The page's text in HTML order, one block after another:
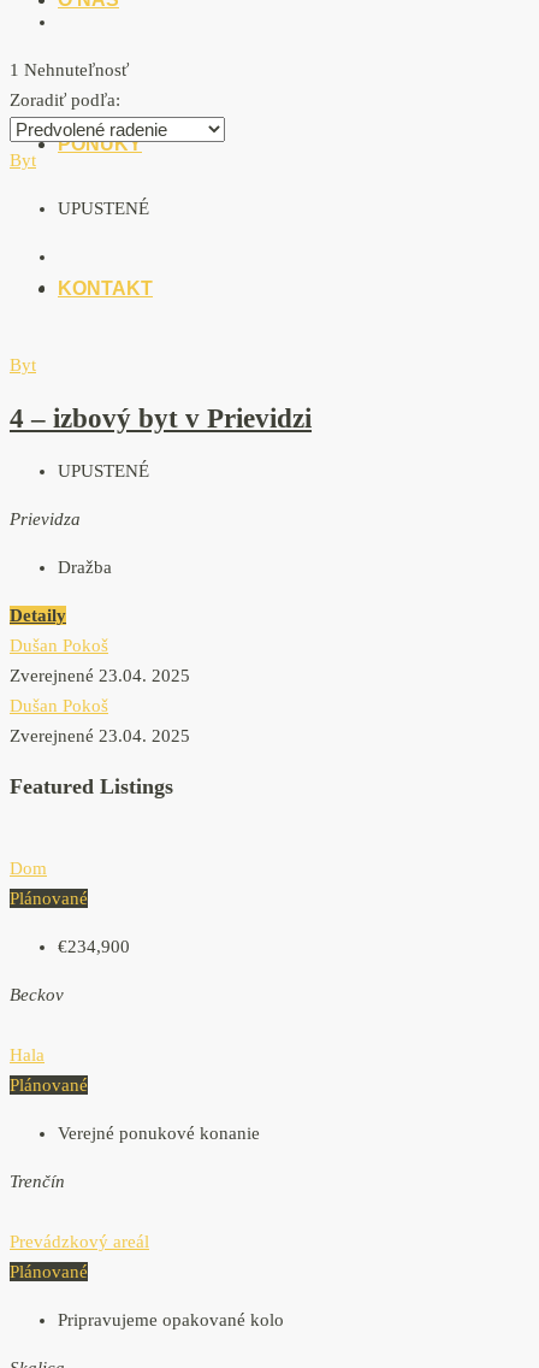
PONUKY
KONTAKT
1 Nehnuteľnosť
Zoradiť podľa:
Byt
UPUSTENÉ
Byt
4 – izbový byt v Prievidzi
UPUSTENÉ
Prievidza
Dražba
Detaily
Dušan Pokoš
Zverejnené 23.04. 2025
Dušan Pokoš
Zverejnené 23.04. 2025
Featured Listings
Dom
Plánované
€234,900
Beckov
Hala
Plánované
Verejné ponukové konanie
Trenčín
Prevádzkový areál
Plánované
Pripravujeme opakované kolo